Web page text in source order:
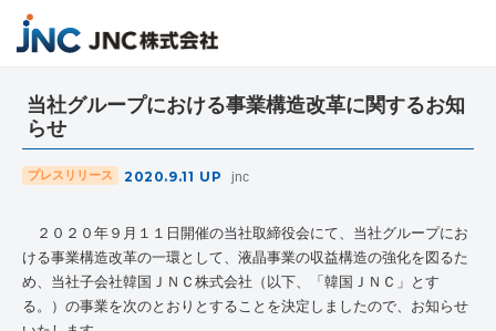
当社グループにおける事業構造改革に関するお知
らせ
プレスリリース 2020.9.11 UP jnc
２０２０年９月１１日開催の当社取締役会にて、当社グループにお
ける事業構造改革の一環として、液晶事業の収益構造の強化を図るた
め、当社子会社韓国ＪＮＣ株式会社（以下、「韓国ＪＮＣ」とす
る。）の事業を次のとおりとすることを決定しましたので、お知らせ